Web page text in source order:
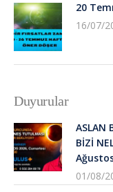
20
16/07/
Duyurular
ASLAN
BİZİ
01/08/